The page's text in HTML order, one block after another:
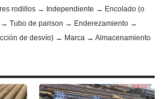
rodillos → Independiente → Encolado (o
Tubo de parison → Enderezamiento →
de desvío) → Marca → Almacenamiento